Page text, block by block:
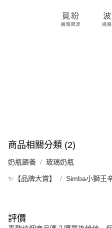
商品相關分類 (2)
奶瓶餵養 玻璃奶瓶
✨【品牌大賞】 Simba小獅王
評價